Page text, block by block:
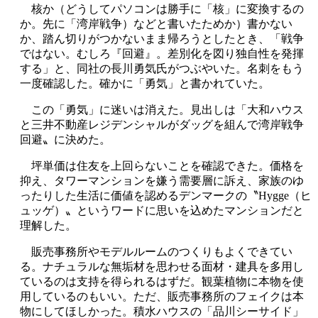
核か（どうしてパソコンは勝手に「核」に変換するの
か。先に「湾岸戦争）などと書いたためか）書かない
か、踏ん切りがつかないまま帰ろうとしたとき、「戦争
ではない。むしろ『回避』。差別化を図り独自性を発揮
する」と、同社の長川勇気氏がつぶやいた。名刺をもう
一度確認した。確かに「勇気」と書かれていた。
この「勇気」に迷いは消えた。見出しは「大和ハウス
と三井不動産レジデンシャルがダッグを組んで湾岸戦争
回避〟に決めた。
坪単価は住友を上回らないことを確認できた。価格を
抑え、タワーマンションを嫌う需要層に訴え、家族のゆ
ったりした生活に価値を認めるデンマークの〝Hygge（ヒ
ュッゲ）〟というワードに思いを込めたマンションだと
理解した。
販売事務所やモデルルームのつくりもよくできてい
る。ナチュラルな無垢材を思わせる面材・建具を多用し
ているのは支持を得られるはずだ。観葉植物に本物を使
用しているのもいい。ただ、販売事務所のフェイクは本
物にしてほしかった。積水ハウスの「品川シーサイド」